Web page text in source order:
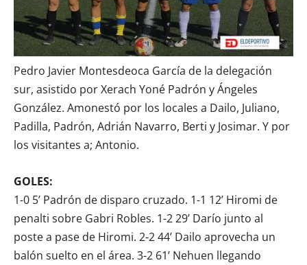
Pedro Javier Montesdeoca García de la delegación
sur, asistido por Xerach Yoné Padrón y Ángeles
González. Amonestó por los locales a Dailo, Juliano,
Padilla, Padrón, Adrián Navarro, Berti y Josimar. Y por
los visitantes a; Antonio.
GOLES:
1-0 5’ Padrón de disparo cruzado. 1-1 12’ Hiromi de
penalti sobre Gabri Robles. 1-2 29’ Darío junto al
poste a pase de Hiromi. 2-2 44’ Dailo aprovecha un
balón suelto en el área. 3-2 61’ Nehuen llegando